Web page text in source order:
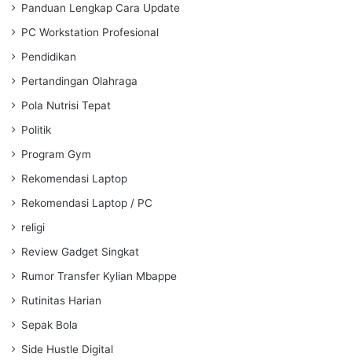
Panduan Lengkap Cara Update
PC Workstation Profesional
Pendidikan
Pertandingan Olahraga
Pola Nutrisi Tepat
Politik
Program Gym
Rekomendasi Laptop
Rekomendasi Laptop / PC
religi
Review Gadget Singkat
Rumor Transfer Kylian Mbappe
Rutinitas Harian
Sepak Bola
Side Hustle Digital